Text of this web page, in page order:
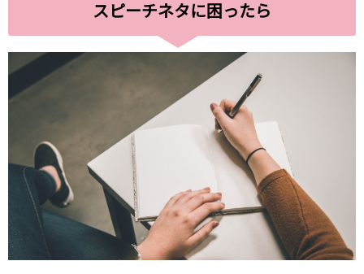
スピーチネタに困ったら